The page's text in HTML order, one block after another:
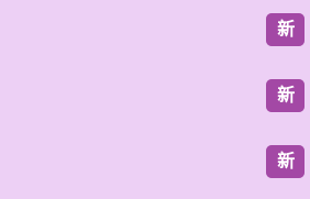
新
新
新